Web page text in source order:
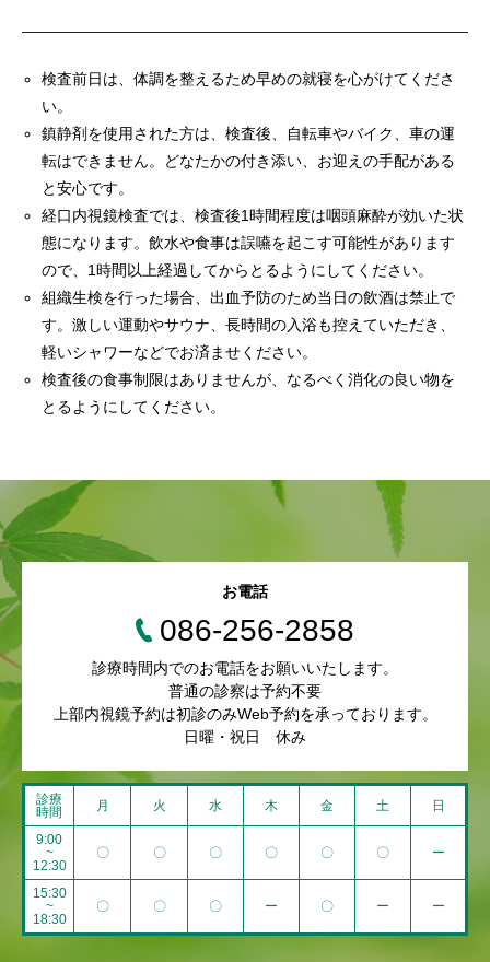
検査前日は、体調を整えるため早めの就寝を心がけてくださ
い。
鎮静剤を使用された方は、検査後、自転車やバイク、車の運
転はできません。どなたかの付き添い、お迎えの手配がある
と安心です。
経口内視鏡検査では、検査後1時間程度は咽頭麻酔が効いた状
態になります。飲水や食事は誤嚥を起こす可能性があります
ので、1時間以上経過してからとるようにしてください。
組織生検を行った場合、出血予防のため当日の飲酒は禁止で
す。激しい運動やサウナ、長時間の入浴も控えていただき、
軽いシャワーなどでお済ませください。
検査後の食事制限はありませんが、なるべく消化の良い物を
とるようにしてください。
お電話
086-256-2858
診療時間内でのお電話をお願いいたします。
普通の診察は予約不要
上部内視鏡予約は初診のみWeb予約を承っております。
日曜・祝日 休み
診療
時間
月 火 水 木 金 土 日
9:00
~
12:30
〇 〇 〇 〇 〇 〇 ー
15:30
~
18:30
〇 〇 〇 ー 〇 ー ー